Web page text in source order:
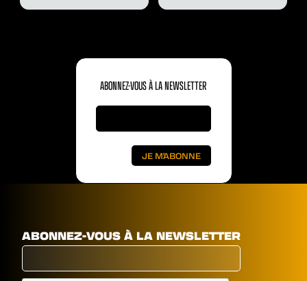
ABONNEZ-VOUS À LA NEWSLETTER
ABONNEZ-VOUS À LA NEWSLETTER